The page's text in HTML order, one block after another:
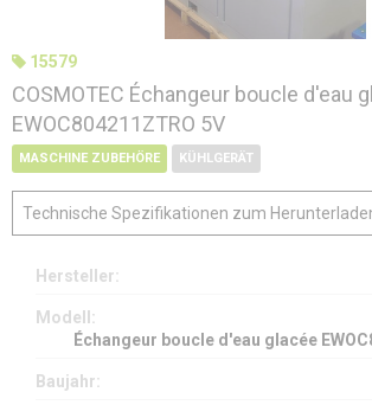
15579
COSMOTEC Échangeur boucle d'eau
EWOC804211ZTRO 5V
MASCHINE ZUBEHÖRE KÜHLGERÄT
Technische Spezifikationen zum
Hersteller:
Modell:
Échangeur boucle d'eau glacée
Baujahr: